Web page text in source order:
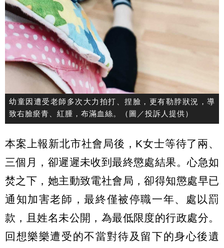
幼童因遭受老師多次大力拍打、捏臉，更有勒脖狀況，導
致右臉瘀青、紅腫，布滿血絲。（圖／投訴人提供）
本案上報新北市社會局後，K女士等待了兩、
三個月，卻遲遲未收到最終懲處結果。心急如
焚之下，她主動致電社會局，卻得知懲處早已
通知加害老師，最終僅被停職一年、處以罰
款，且姓名未公開，為最低限度的行政處分。
回想樂樂遭受的不當對待及留下的身心後遺